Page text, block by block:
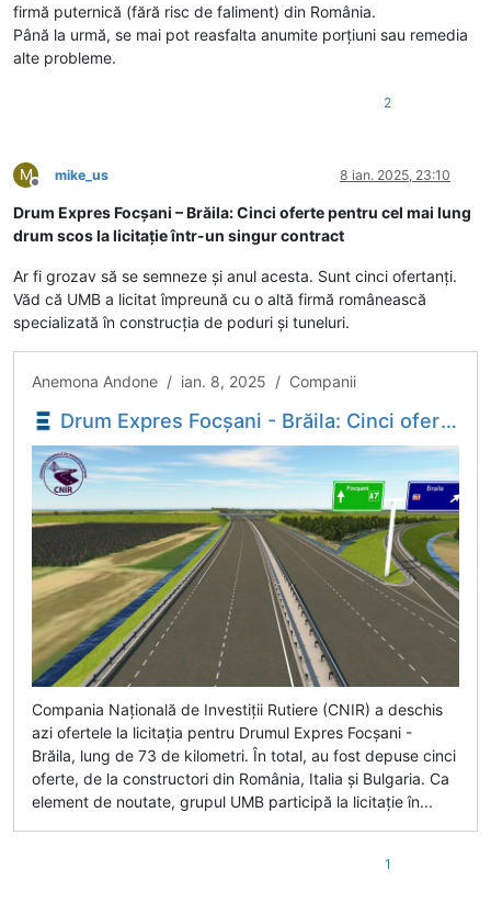
firmă puternică (fără risc de faliment) din România.
Până la urmă, se mai pot reasfalta anumite porțiuni sau remedia
alte probleme.
2
M
Deconectat
mike_us 8 ian. 2025, 23:10
Drum Expres Focșani – Brăila: Cinci oferte pentru cel mai lung
drum scos la licitație într-un singur contract
Ar fi grozav să se semneze și anul acesta. Sunt cinci ofertanți.
Văd că UMB a licitat împreună cu o altă firmă românească
specializată în construcția de poduri și tuneluri.
Anemona Andone / ian. 8, 2025 / Companii
Drum Expres Focșani - Brăila: Cinci oferte pentru cel mai lung drum scos la licitație într-un singur contract - Economica.net
Compania Națională de Investiții Rutiere (CNIR) a deschis
azi ofertele la licitația pentru Drumul Expres Focșani -
Brăila, lung de 73 de kilometri. În total, au fost depuse cinci
oferte, de la constructori din România, Italia și Bulgaria. Ca
element de noutate, grupul UMB participă la licitație în...
1